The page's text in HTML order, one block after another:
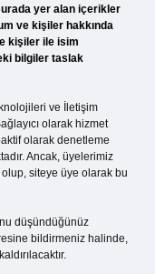
yer alan içerikler
ve kişiler hakkında
kişiler ile isim
bilgiler taslak
ve İletişim
olarak hizmet
olarak denetleme
Ancak, üyelerimiz
siteye üye olarak bu
düşündüğünüz
bildirmeniz halinde,